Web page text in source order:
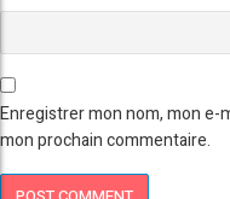
Enregistrer mon nom, mon e-
mon prochain commentaire.